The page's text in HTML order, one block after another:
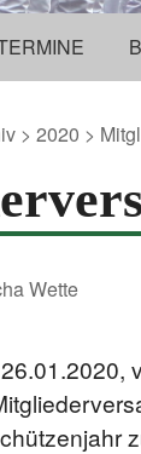
> 2020 >
Wette